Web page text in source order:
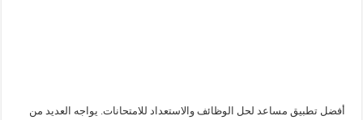
أفضل تطبيق مساعد لحل الوظائف والاستعداد للامتحانات. يواجه العديد من